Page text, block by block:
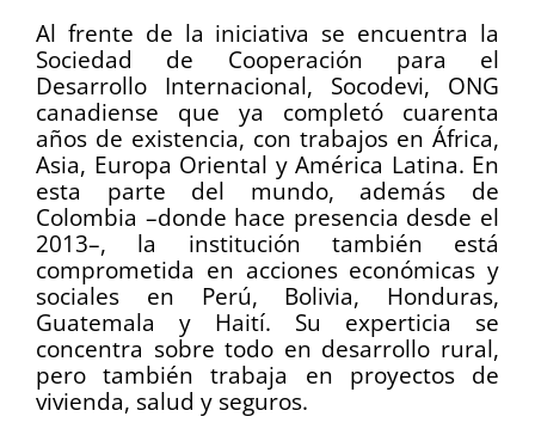
Al frente de la iniciativa se encuentra la
Sociedad de Cooperación para el
Desarrollo Internacional, Socodevi, ONG
canadiense que ya completó cuarenta
años de existencia, con trabajos en África,
Asia, Europa Oriental y América Latina. En
esta parte del mundo, además de
Colombia –donde hace presencia desde el
2013–, la institución también está
comprometida en acciones económicas y
sociales en Perú, Bolivia, Honduras,
Guatemala y Haití. Su experticia se
concentra sobre todo en desarrollo rural,
pero también trabaja en proyectos de
vivienda, salud y seguros.